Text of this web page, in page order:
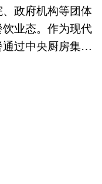
大有学术和实践
路，它就走不下
到深圳去看，经
经济相对的很冷
项目为主，在中
多数都被深圳所
游业，随后第二
令夕改又失去了
直被深圳完全压
展上没有一个明
假村行业投资之
行具体调查、研
效益程度，提出
行业投资决策者
阐述对度假村行
假村行业本质及
究报告持续提供
前最新发展动
和明确企业发展
咨询报告由中
和公司领导层做
息及科学的决策
咨询公司领衔
改委、国家经济
国家海关总署、
监测中心、中国
报刊杂志的基础
供的大量资料，
和科研单位等的
经由收购另一公
一公司的控制权
活动中会涉及到
的选定，目标公
、融资方式的选
问题等等，面对
才往往难以正确
构协助。 本报
在大量周密的市
计局、国家海关
政府机构等团体
业态。作为现代
过中央厨房集中
端供应的全链条
、提升用餐效
"健康中国"战略
，团餐行业被赋
化餐饮服务商转
系到国民营养健